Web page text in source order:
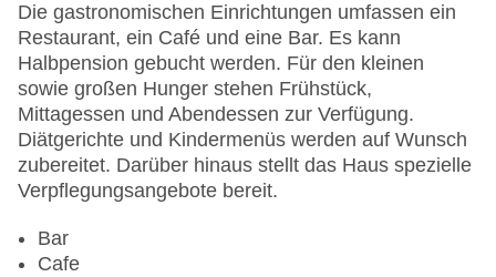
Die gastronomischen Einrichtungen umfassen ein
Restaurant, ein Café und eine Bar. Es kann
Halbpension gebucht werden. Für den kleinen
sowie großen Hunger stehen Frühstück,
Mittagessen und Abendessen zur Verfügung.
Diätgerichte und Kindermenüs werden auf Wunsch
zubereitet. Darüber hinaus stellt das Haus spezielle
Verpflegungsangebote bereit.
Bar
Cafe